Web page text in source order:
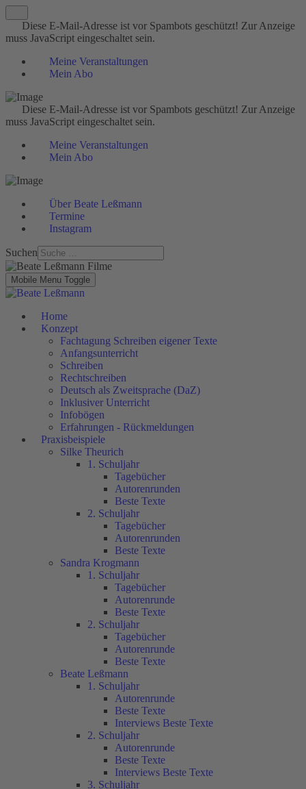
Diese E-Mail-Adresse ist vor Spambots geschützt! Zur Anzeige
muss JavaScript eingeschaltet sein.
Meine Veranstaltungen
Mein Abo
Diese E-Mail-Adresse ist vor Spambots geschützt! Zur Anzeige
muss JavaScript eingeschaltet sein.
Meine Veranstaltungen
Mein Abo
Über Beate Leßmann
Termine
Instagram
Suchen
Mobile Menu Toggle
Home
Konzept
Fachtagung Schreiben eigener Texte
Anfangsunterricht
Schreiben
Rechtschreiben
Deutsch als Zweitsprache (DaZ)
Inklusiver Unterricht
Infobögen
Erfahrungen - Rückmeldungen
Praxisbeispiele
Silke Theurich
1. Schuljahr
Tagebücher
Autorenrunden
Beste Texte
2. Schuljahr
Tagebücher
Autorenrunden
Beste Texte
Sandra Krogmann
1. Schuljahr
Tagebücher
Autorenrunde
Beste Texte
2. Schuljahr
Tagebücher
Autorenrunde
Beste Texte
Beate Leßmann
1. Schuljahr
Autorenrunde
Beste Texte
Interviews Beste Texte
2. Schuljahr
Autorenrunde
Beste Texte
Interviews Beste Texte
3. Schuljahr